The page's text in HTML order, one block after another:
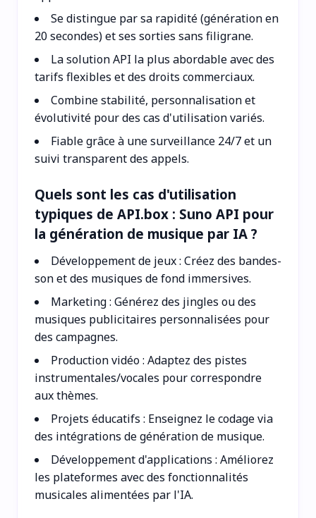
Se distingue par sa rapidité (génération en
20 secondes) et ses sorties sans filigrane.
La solution API la plus abordable avec des
tarifs flexibles et des droits commerciaux.
Combine stabilité, personnalisation et
évolutivité pour des cas d'utilisation variés.
Fiable grâce à une surveillance 24/7 et un
suivi transparent des appels.
Quels sont les cas d'utilisation
typiques de API.box : Suno API pour
la génération de musique par IA ?
Développement de jeux : Créez des bandes-
son et des musiques de fond immersives.
Marketing : Générez des jingles ou des
musiques publicitaires personnalisées pour
des campagnes.
Production vidéo : Adaptez des pistes
instrumentales/vocales pour correspondre
aux thèmes.
Projets éducatifs : Enseignez le codage via
des intégrations de génération de musique.
Développement d'applications : Améliorez
les plateformes avec des fonctionnalités
musicales alimentées par l'IA.